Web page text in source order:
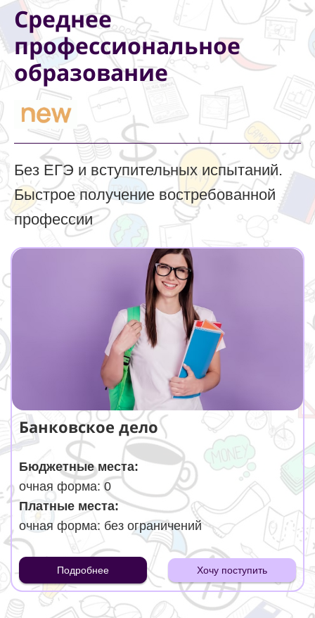
Среднее
профессиональное
образование
Без ЕГЭ и вступительных испытаний.
Быстрое получение востребованной
профессии
Банковское дело
Бюджетные места:
очная форма: 0
Платные места:
очная форма: без ограничений
Подробнее Хочу поступить